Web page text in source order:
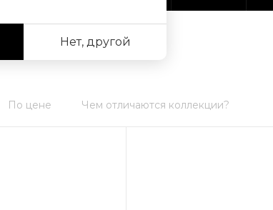
Нет, другой
По цене Чем отличаются коллекции?